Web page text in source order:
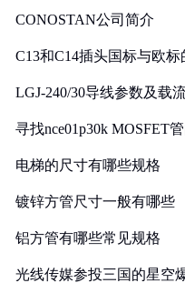
CONOSTAN公司简介
C13和C14插头国标与欧
LGJ-240/30导线参数及载
寻找nce01p30k MOSFET
电梯的尺寸有哪些规格
镀锌方管尺寸一般有哪些
铝方管有哪些常见规格
光线传媒参投三国的星空